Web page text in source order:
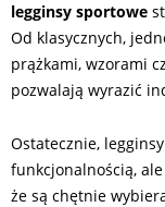
legginsy sportowe
Od klasycznych,
prążkami, wzorami
pozwalają wyrazić
Ostatecznie,
funkcjonalnością,
że są chętnie